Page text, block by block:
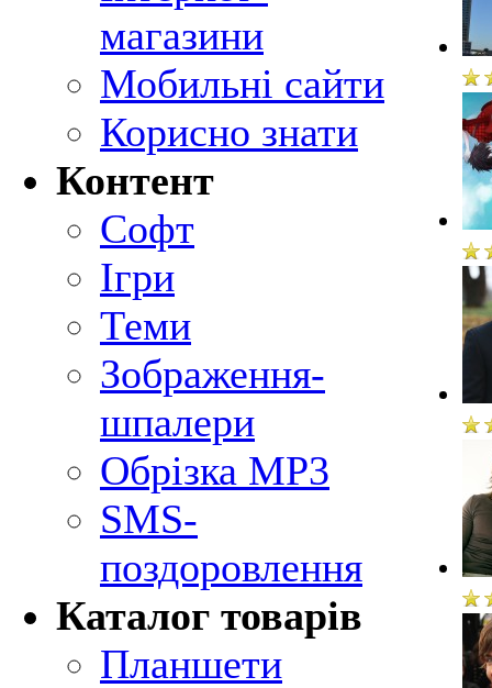
магазини
Мобильні сайти
Корисно знати
Контент
Софт
Ігри
Теми
Зображення-
шпалери
Обрізка MP3
SMS-
поздоровлення
Каталог товарів
Планшети